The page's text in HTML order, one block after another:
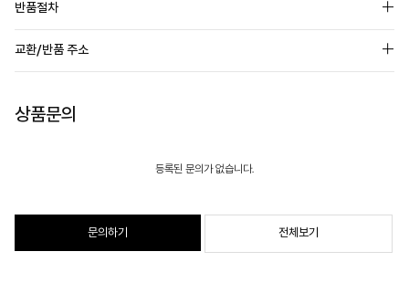
반품절차
교환/반품 주소
상품문의
등록된 문의가 없습니다.
문의하기 전체보기